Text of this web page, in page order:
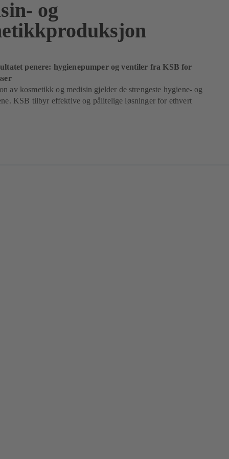
og
penere: hygienepumper og ventiler fra KSB for
av kosmetikk og medisin gjelder de strengeste hygiene- og
KSB tilbyr effektive og pålitelige løsninger for ethvert